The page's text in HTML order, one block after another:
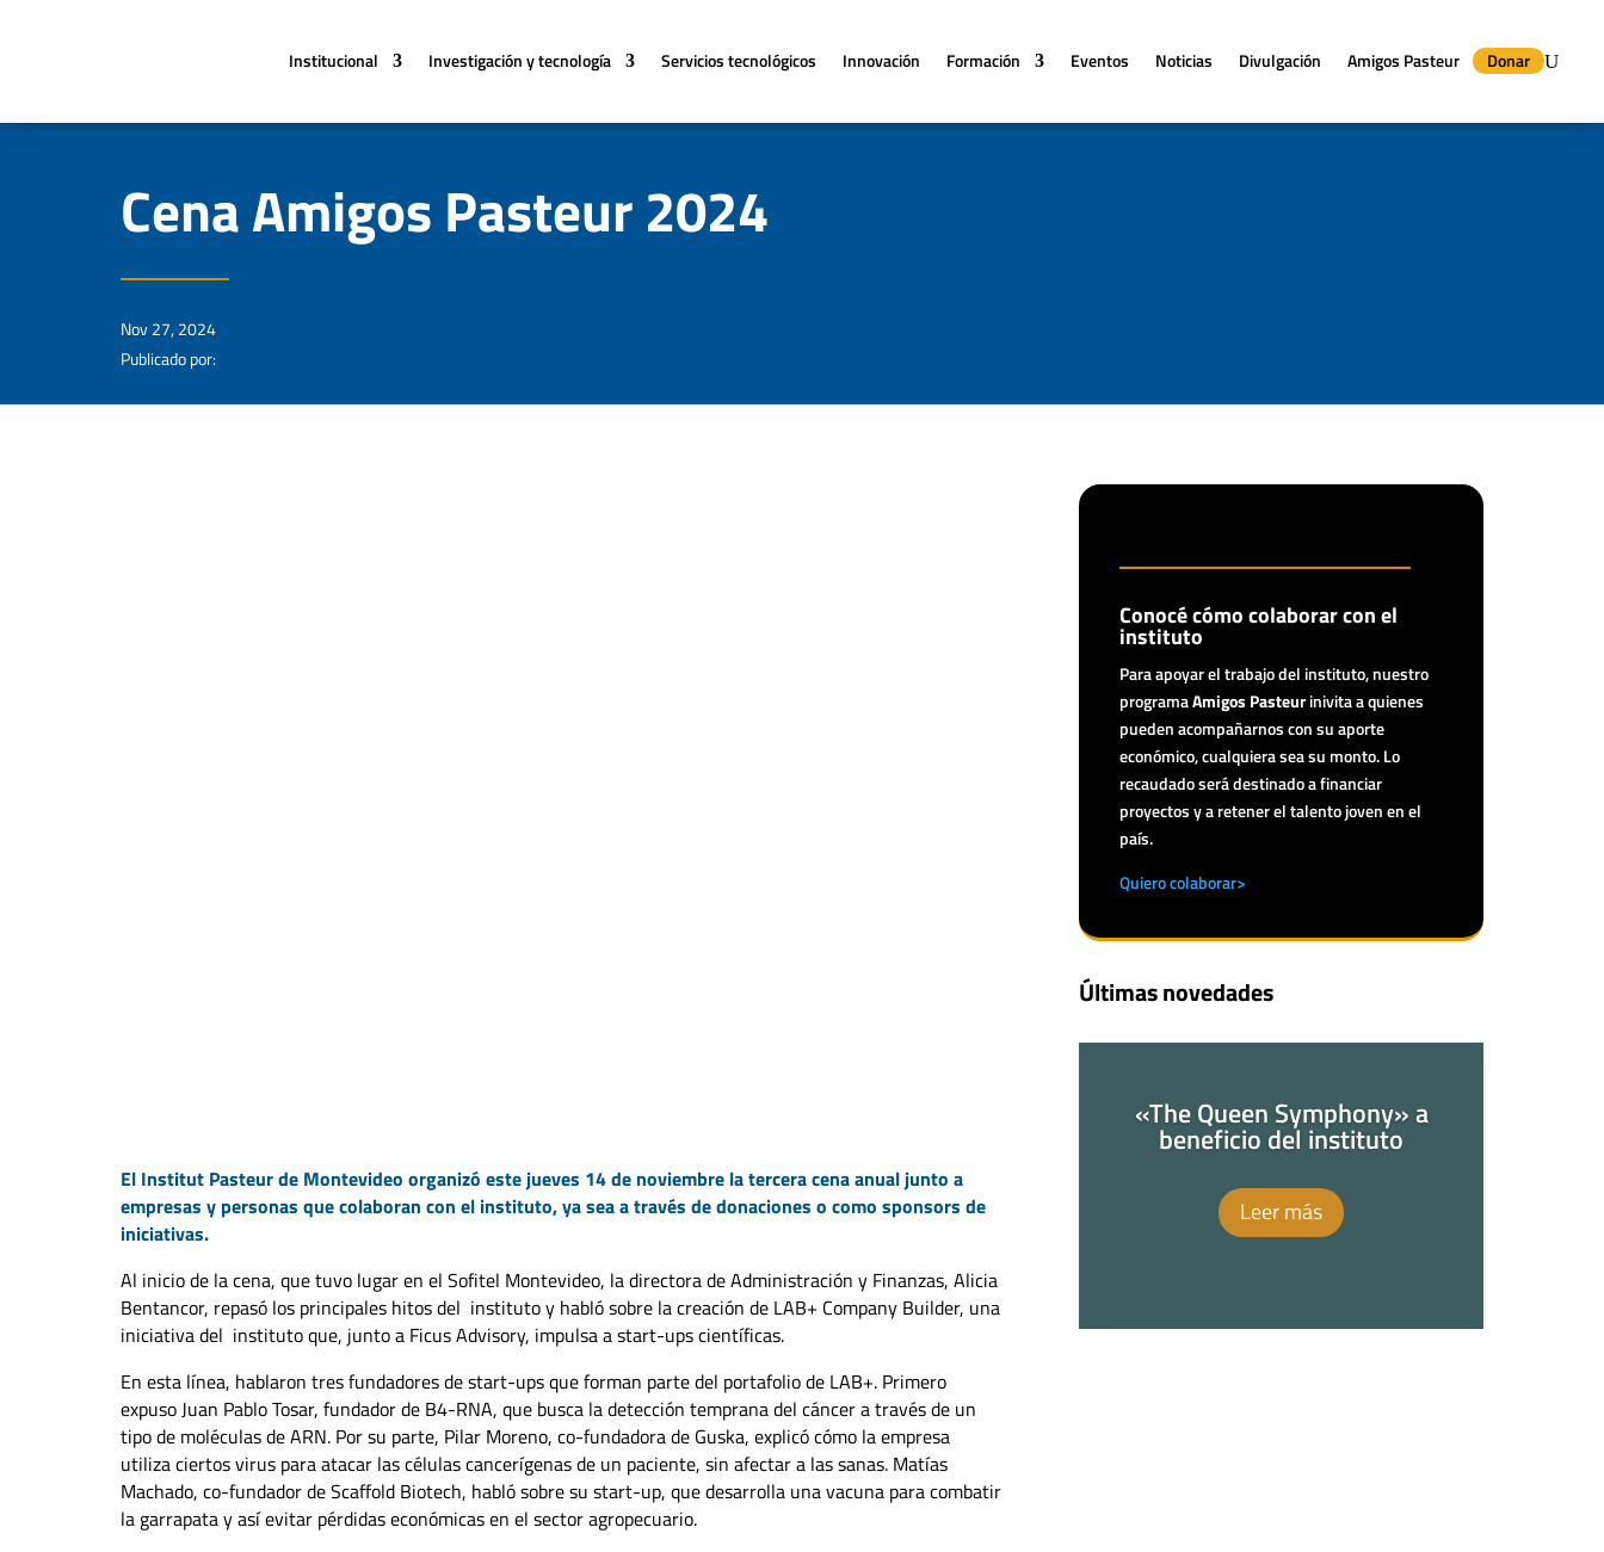
Institucional Investigación y tecnología Servicios tecnológicos Innovación Formación Eventos Noticias Divulgación Amigos Pasteur Donar
Cena Amigos Pasteur 2024
Nov 27, 2024
Publicado por:
El Institut Pasteur de Montevideo organizó este jueves 14 de noviembre la tercera cena anual junto a
empresas y personas que colaboran con el instituto, ya sea a través de donaciones o como sponsors de
iniciativas.
Al inicio de la cena, que tuvo lugar en el Sofitel Montevideo, la directora de Administración y Finanzas, Alicia
Bentancor, repasó los principales hitos del instituto y habló sobre la creación de LAB+ Company Builder, una
iniciativa del instituto que, junto a Ficus Advisory, impulsa a start-ups científicas.
En esta línea, hablaron tres fundadores de start-ups que forman parte del portafolio de LAB+. Primero
expuso Juan Pablo Tosar, fundador de B4-RNA, que busca la detección temprana del cáncer a través de un
tipo de moléculas de ARN. Por su parte, Pilar Moreno, co-fundadora de Guska, explicó cómo la empresa
utiliza ciertos virus para atacar las células cancerígenas de un paciente, sin afectar a las sanas. Matías
Machado, co-fundador de Scaffold Biotech, habló sobre su start-up, que desarrolla una vacuna para combatir
la garrapata y así evitar pérdidas económicas en el sector agropecuario.
Conocé cómo colaborar con el
instituto
Para apoyar el trabajo del instituto, nuestro
programaAmigos Pasteurinivita a quienes
pueden acompañarnos con su aporte
económico, cualquiera sea su monto. Lo
recaudado será destinado a financiar
proyectos y a retener el talento joven en el
país.
Quiero colaborar>
Últimas novedades
«The Queen Symphony» a
beneficio del instituto
Leer más